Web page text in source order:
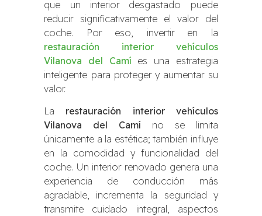
que un interior desgastado puede
reducir significativamente el valor del
coche. Por eso, invertir en la
restauración interior vehículos
Vilanova del Camí es una estrategia
inteligente para proteger y aumentar su
valor.
La restauración interior vehículos
Vilanova del Camí no se limita
únicamente a la estética; también influye
en la comodidad y funcionalidad del
coche. Un interior renovado genera una
experiencia de conducción más
agradable, incrementa la seguridad y
transmite cuidado integral, aspectos